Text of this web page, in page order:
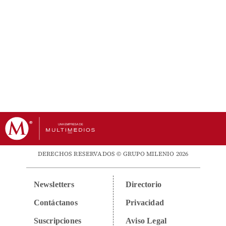
DERECHOS RESERVADOS © GRUPO MILENIO 2026
Newsletters
Contáctanos
Suscripciones
Directorio
Privacidad
Aviso Legal